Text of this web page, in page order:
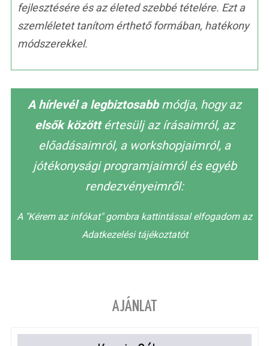
fejlesztésére és az életed szebbé tételére. Ezt a
szemléletet tanítom érthető formában, hatékony
módszerekkel.
A hírlevél a legbiztosabbmódja, hogy az
elsők közöttértesülj az írásaimról, az
előadásaimról, a workshopjaimról, a
jótékonysági programjaimról és egyéb
rendezvényeimről:
A "Kérem az infókat" gombra kattintással elfogadom az
Adatkezelési tájékoztatót
AJÁNLAT